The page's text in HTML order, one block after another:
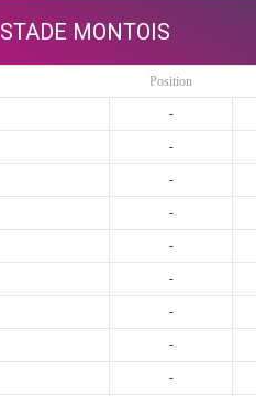
STADE MONTOIS
Position
-
-
-
-
-
-
-
-
-